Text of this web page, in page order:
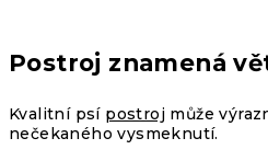
Postroj znamená
Kvalitní psí postroj může
nečekaného vysmeknutí.